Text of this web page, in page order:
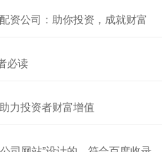
资公司：助你投资，成就财富
必读
力投资者财富增值